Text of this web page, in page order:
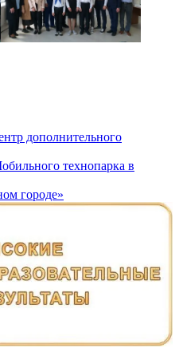
дополнительного
технопарка в
городе»